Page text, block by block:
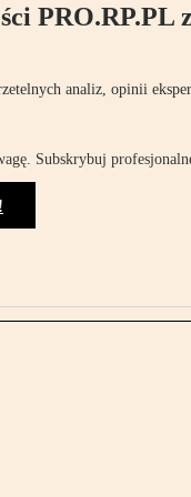
PRO.RP.PL
analiz, opinii
Subskrybuj